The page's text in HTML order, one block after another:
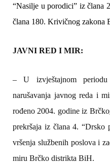
“Nasilje u porodici” iz člana
člana 180. Krivičnog zakona
JAVNI RED I MIR:
– U izvještajnom
narušavanja javnog reda i
rođeno 2004. godine iz
prekršaja iz člana 4. “Drsko
vršenja službenih poslova i
miru Brčko distrikta BiH.